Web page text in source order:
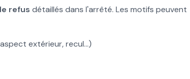
refus détaillés dans l'arrêté. Les motifs peuvent
extérieur, recul...)